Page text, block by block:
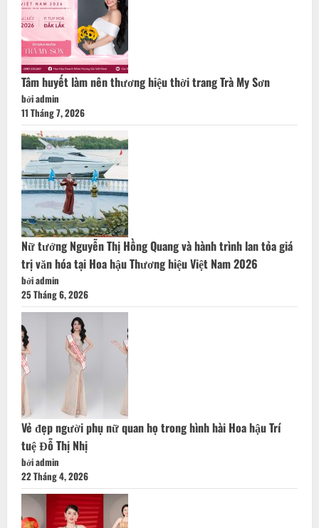
Tâm huyết làm nên thương hiệu thời trang Trà My Sơn
bởi admin
11 Tháng 7, 2026
Nữ tướng Nguyễn Thị Hồng Quang và hành trình lan tỏa giá
trị văn hóa tại Hoa hậu Thương hiệu Việt Nam 2026
bởi admin
25 Tháng 6, 2026
Vẻ đẹp người phụ nữ quan họ trong hình hài Hoa hậu Trí
tuệ Đỗ Thị Nhị
bởi admin
22 Tháng 4, 2026